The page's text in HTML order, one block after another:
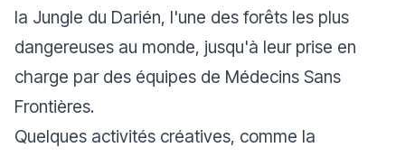
la Jungle du Darién, l'une des forêts les plus
dangereuses au monde, jusqu'à leur prise en
charge par des équipes de Médecins Sans
Frontières.
Quelques activités créatives, comme la